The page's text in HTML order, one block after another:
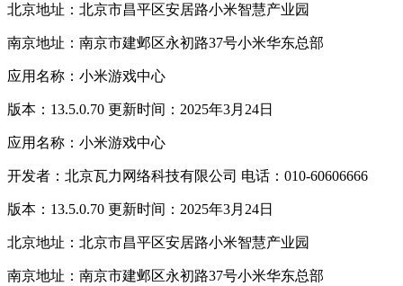
北京地址：北京市昌平区安居路小米智慧产业园
南京地址：南京市建邺区永初路37号小米华东总部
应用名称：小米游戏中心
版本：13.5.0.70 更新时间：2025年3月24日
应用名称：小米游戏中心
开发者：北京瓦力网络科技有限公司 电话：010-60606666
版本：13.5.0.70 更新时间：2025年3月24日
北京地址：北京市昌平区安居路小米智慧产业园
南京地址：南京市建邺区永初路37号小米华东总部